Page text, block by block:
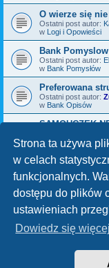
Strona ta używa
w celach
funkcjonalnych.
dostępu do plików
ustawieniach
Dowiedz się więcej
O wierze się
Ostatni post autor:
w Logi i Opowieści
Bank Pomyslow
Ostatni post autor:
w Bank Pomysłów
Preferowana
Ostatni post autor:
w Bank Opisów
SAMOUCZEK
w Bank Pomysłów
Technologię